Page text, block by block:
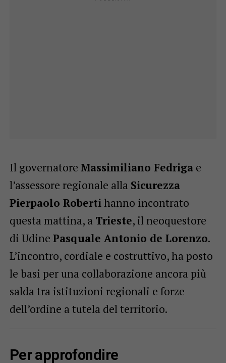
Il governatore Massimiliano Fedrigae
l’assessore regionale alla Sicurezza
Pierpaolo Robertihanno incontrato
questa mattina, a Trieste, il neoquestore
di Udine Pasquale Antonio de Lorenzo.
L’incontro, cordiale e costruttivo, ha posto
le basi per una collaborazione ancora più
salda tra istituzioni regionali e forze
dell’ordine a tutela del territorio.
Per approfondire